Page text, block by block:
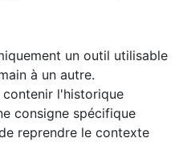
un outil utilisable
à un autre.
l'historique
consigne spécifique
reprendre le contexte